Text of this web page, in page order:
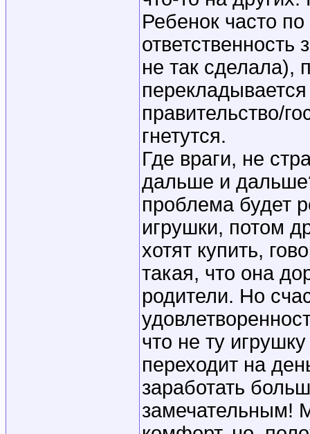
Ребенок часто
не так сделала),
правительство/
гнетутся.
Где враги, не
дальше и
проблема будет
игрушки, потом
хотят купить,
такая, что она
родители. Но
что не ту
переходит на
заработать
замечательным!